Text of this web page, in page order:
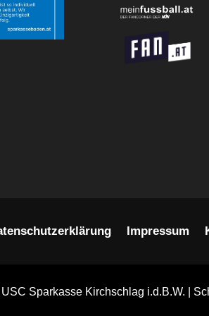
Impressum
Sparkasse Kirchschlag i.d.B.W. |